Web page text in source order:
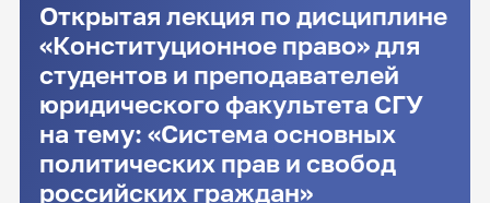
Открытая лекция по дисциплине
«Конституционное право» для
студентов и преподавателей
юридического факультета СГУ
на тему: «Система основных
политических прав и свобод
российских граждан»